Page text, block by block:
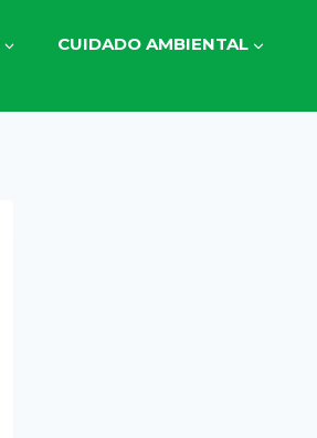
CUIDADO AMBIENTAL